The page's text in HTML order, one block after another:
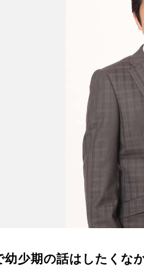
幼少期の話はしたくな